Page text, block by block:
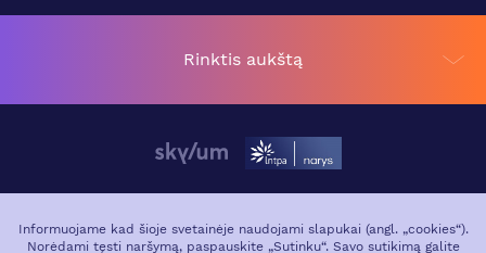
Rinktis aukštą
VIETA MIESTE
GALERIJA
Informuojame kad šioje svetainėje naudojami slapukai (angl. „cookies“).
Norėdami tęsti naršymą, paspauskite „Sutinku“. Savo sutikimą galite